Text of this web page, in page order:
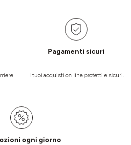
Pagamenti sicuri
I tuoi acquisti on line protetti e sicuri.
ogni giorno